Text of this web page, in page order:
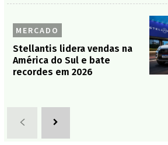
MERCADO
Stellantis lidera vendas na
América do Sul e bate
recordes em 2026